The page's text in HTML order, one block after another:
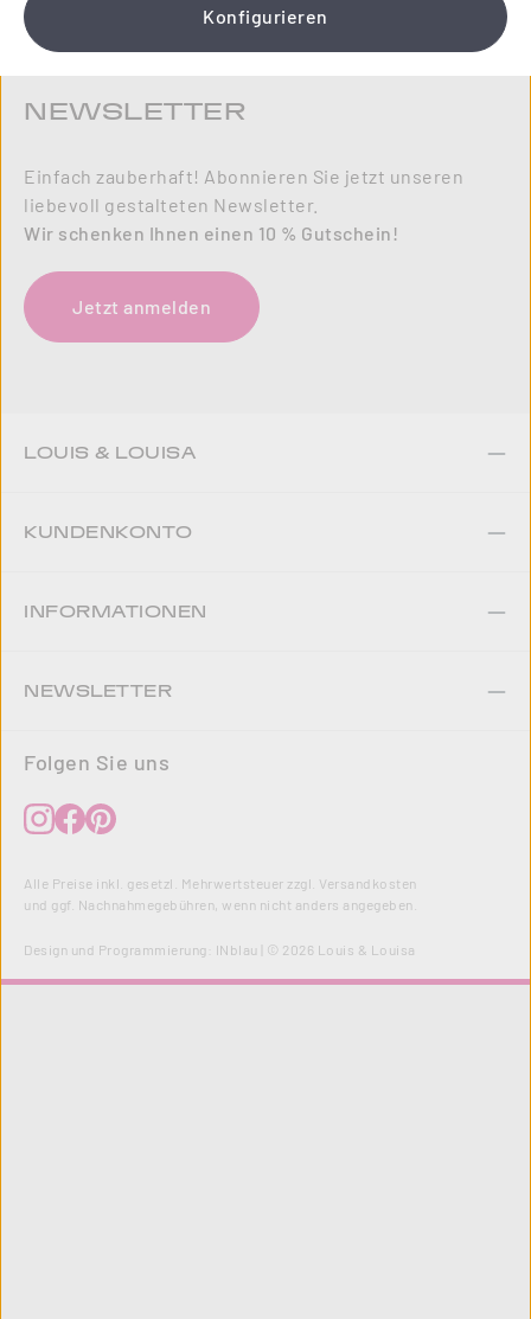
NEWSLETTER
Einfach zauberhaft! Abonnieren Sie jetzt unseren
liebevoll gestalteten Newsletter.
Wir schenken Ihnen einen 10 % Gutschein!
Jetzt anmelden
LOUIS & LOUISA
KUNDENKONTO
INFORMATIONEN
NEWSLETTER
Folgen Sie uns
Alle Preise inkl. gesetzl. Mehrwertsteuer zzgl. Versandkosten
und ggf. Nachnahmegebühren, wenn nicht anders angegeben.
Design und Programmierung: INblau | © 2026 Louis & Louisa
Konfigurieren